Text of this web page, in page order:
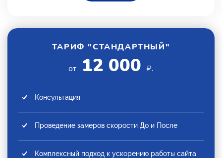
ТАРИФ "СТАНДАРТНЫЙ"
от 12 000 ₽.
Консультация
Проведение замеров скорости До и После
Комплексный подход к ускорению работы сайта